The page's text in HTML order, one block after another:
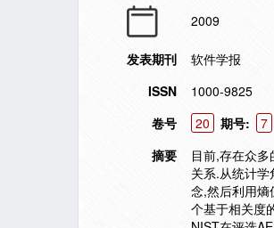
2009
发表期刊
软件学报
ISSN
1000-9825
卷号
20 期号: 7
摘要
目前,存在众
关系.从统计
念,然后利用
个基于相关度